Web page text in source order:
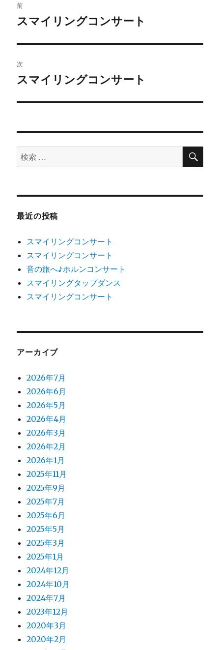
稿
ビ
ゲ
ー
ン
前
過
の
投
稿:
スマイリングコンサート
次
次
投
スマイリングコンサート
検
索
象:
検
最近の投稿
スマイリングコンサート
スマイリングコンサート
音の旅へ♪ホルンコンサート
スマイリングタップダンス
スマイリングコンサート
アーカイブ
2026年7月
2026年6月
2026年5月
2026年4月
2026年3月
2026年2月
2026年1月
2025年11月
2025年9月
2025年7月
2025年6月
2025年5月
2025年3月
2025年1月
2024年12月
2024年10月
2024年7月
2023年12月
2020年3月
2020年2月